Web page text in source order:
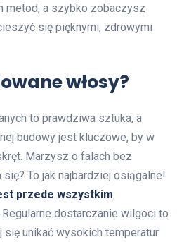
metod, a szybko zobaczysz
się pięknymi, zdrowymi
włosy?
to prawdziwa sztuka, a
budowy jest kluczowe, by w
Marzysz o falach bez
To jak najbardziej osiągalne!
przede wszystkim
Regularne dostarczanie wilgoci to
się unikać wysokich temperatur